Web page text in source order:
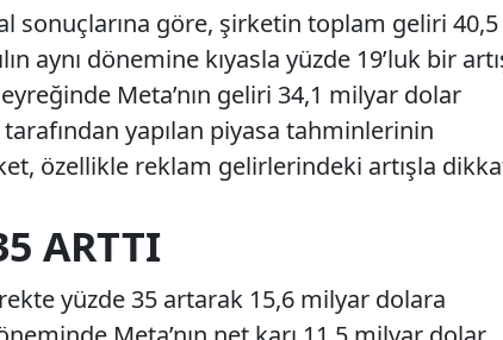
sonuçlarına göre, şirketin toplam geliri 40,5
aynı dönemine kıyasla yüzde 19’luk bir
Meta’nın geliri 34,1 milyar dolar
yapılan piyasa tahminlerinin
özellikle reklam gelirlerindeki artışla
ARTTI
yüzde 35 artarak 15,6 milyar dolara